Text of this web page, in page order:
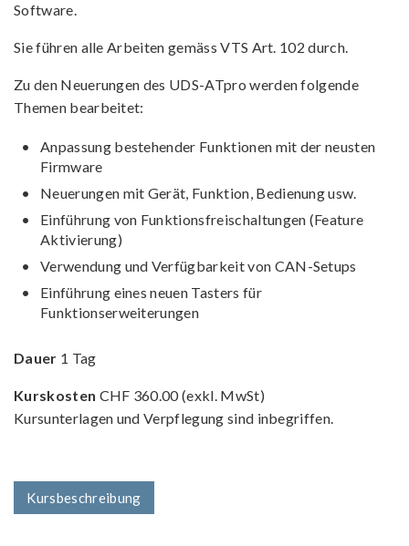
Software.
Sie führen alle Arbeiten gemäss VTS Art. 102 durch.
Zu den Neuerungen des UDS-ATpro werden folgende
Themen bearbeitet:
•
Anpassung bestehender Funktionen mit der neusten
Firmware
•
Neuerungen mit Gerät, Funktion, Bedienung usw.
•
Einführung von Funktionsfreischaltungen (Feature
Aktivierung)
•
Verwendung und Verfügbarkeit von CAN-Setups
•
Einführung eines neuen Tasters für
Funktionserweiterungen
Dauer 1 Tag
Kurskosten CHF 360.00 (exkl. MwSt)
Kursunterlagen und Verpflegung sind inbegriffen.
Kursbeschreibung